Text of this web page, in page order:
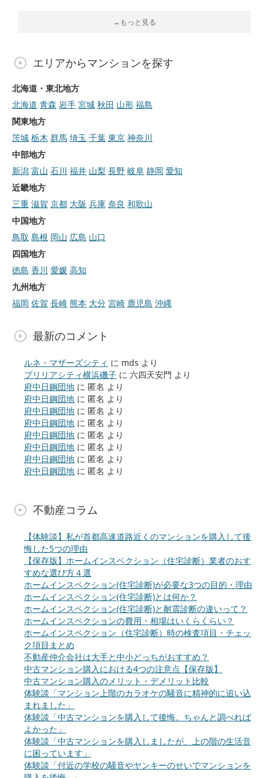
→もっと見る
エリアからマンションを探す
北海道・東北地方
北海道 青森 岩手 宮城 秋田 山形 福島
関東地方
茨城 栃木 群馬 埼玉 千葉 東京 神奈川
中部地方
新潟 富山 石川 福井 山梨 長野 岐阜 静岡 愛知
近畿地方
三重 滋賀 京都 大阪 兵庫 奈良 和歌山
中国地方
鳥取 島根 岡山 広島 山口
四国地方
徳島 香川 愛媛 高知
九州地方
福岡 佐賀 長崎 熊本 大分 宮崎 鹿児島 沖縄
最新のコメント
ルネ・マザーズシティ に mds より
ブリリアシティ横浜磯子 に 六四天安門 より
府中日鋼団地 に 匿名 より
府中日鋼団地 に 匿名 より
府中日鋼団地 に 匿名 より
府中日鋼団地 に 匿名 より
府中日鋼団地 に 匿名 より
府中日鋼団地 に 匿名 より
府中日鋼団地 に 匿名 より
府中日鋼団地 に 匿名 より
不動産コラム
【体験談】私が首都高速道路近くのマンションを購入して後
悔した5つの理由
【保存版】ホームインスペクション（住宅診断）業者のおす
すめな選び方４選
ホームインスペクション(住宅診断)が必要な3つの目的・理由
ホームインスペクション(住宅診断)とは何か？
ホームインスペクション(住宅診断)と耐震診断の違いって？
ホームインスペクションの費用・相場はいくらくらい？
ホームインスペクション（住宅診断）時の検査項目・チェッ
ク項目まとめ
不動産仲介会社は大手と中小どっちがおすすめ？
中古マンション購入における4つの注意点【保存版】
中古マンション購入のメリット・デメリット比較
体験談「マンション上階のカラオケの騒音に精神的に追い込
まれました」
体験談「中古マンションを購入して後悔。ちゃんと調べれば
よかった」
体験談「中古マンションを購入しましたが、上の階の生活音
に困っています」
体験談「付近の学校の騒音やヤンキーのせいでマンションを